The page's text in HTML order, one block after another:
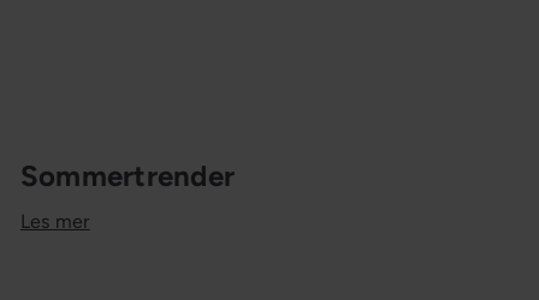
Sommertrender
Les mer